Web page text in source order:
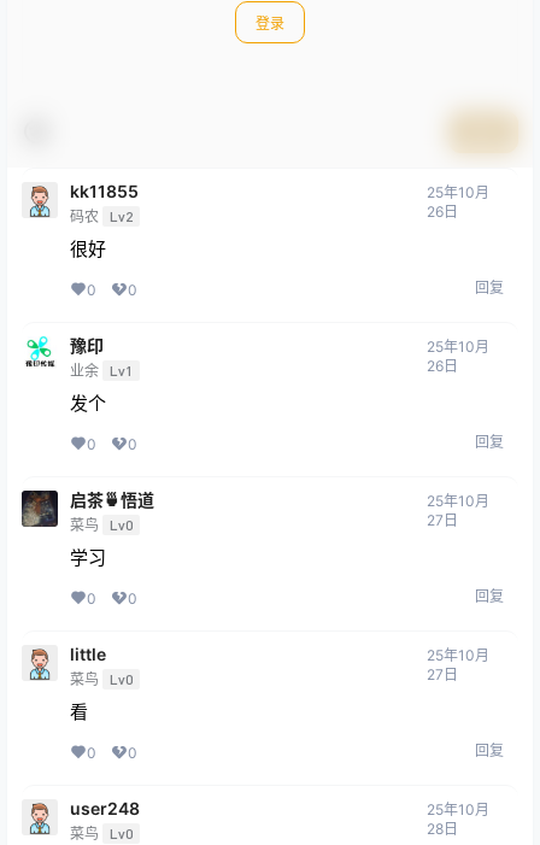
登录
kk11855
码农 Lv2
25年10月
26日
很好
0 0 回复
豫印
业余 Lv1
25年10月
26日
发个
0 0 回复
启茶🍵悟道
菜鸟 Lv0
25年10月
27日
学习
0 0 回复
little
菜鸟 Lv0
25年10月
27日
看
0 0 回复
user248
菜鸟 Lv0
25年10月
28日